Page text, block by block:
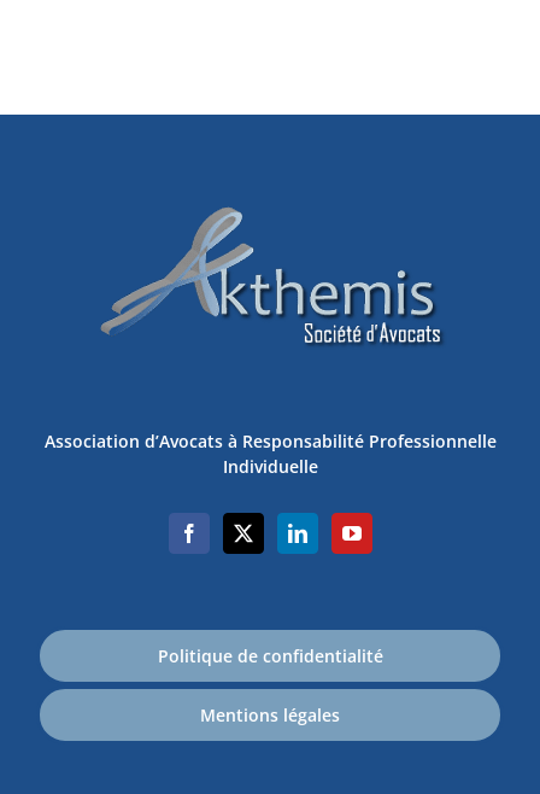
Association d’Avocats à Responsabilité Professionnelle
Individuelle
Politique de confidentialité
Mentions légales